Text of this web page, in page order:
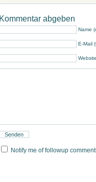
Kommentar abgeben
Name
E-Mail
Notify me of followup